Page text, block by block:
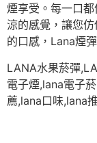
煙享受。每一口
涼的感覺，讓您
的口感，Lana煙
LANA水果菸彈
電子煙,lana電子
薦,lana口味,lana